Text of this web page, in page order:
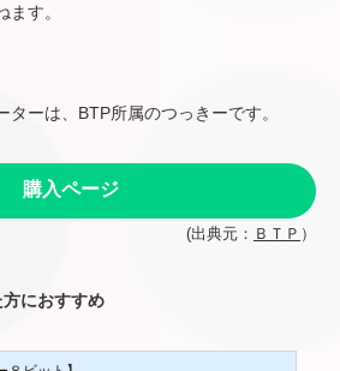
す。
ーは、BTP所属のつっきーです。
購入ページ
(出典元： ＢＴＰ ）
におすすめ